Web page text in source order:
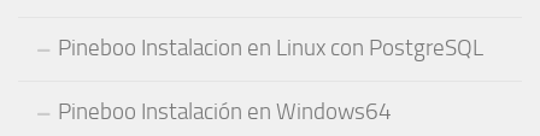
Pineboo Instalacion en Linux con PostgreSQL
Pineboo Instalación en Windows64